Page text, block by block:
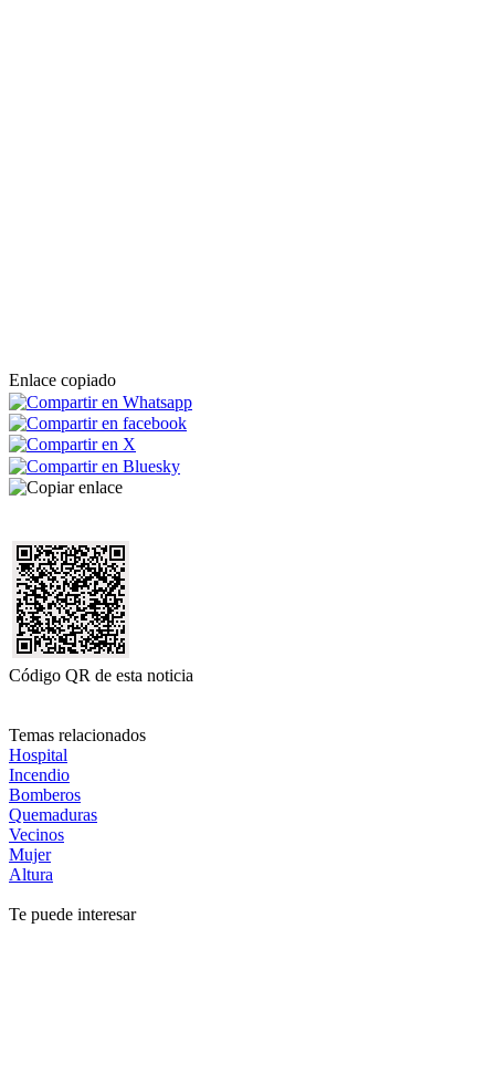
Enlace copiado
Código QR de esta noticia
Temas relacionados
Hospital
Incendio
Bomberos
Quemaduras
Vecinos
Mujer
Altura
Te puede interesar